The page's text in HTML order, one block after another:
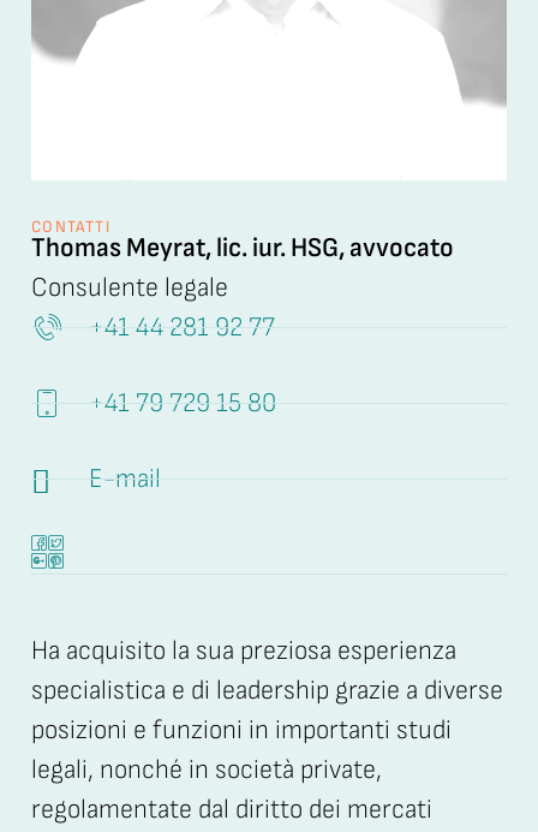
Thomas Meyrat, lic. iur. HSG, avvocato
Consulente legale
CONTATTI
+41 44 281 92 77
+41 79 729 15 80
E-mail
Ha acquisito la sua preziosa esperienza
specialistica e di leadership grazie a diverse
posizioni e funzioni in importanti studi
legali, nonché in società private,
regolamentate dal diritto dei mercati